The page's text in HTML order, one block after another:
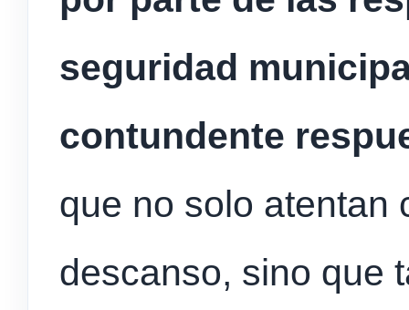
seguridad
contundente
que no solo atentan
descanso, sino que